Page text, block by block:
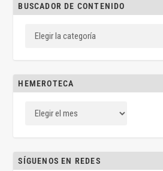
BUSCADOR DE CONTENIDO
HEMEROTECA
SÍGUENOS EN REDES